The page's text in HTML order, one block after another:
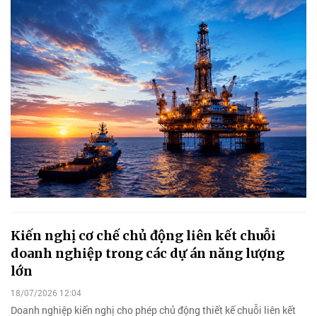
Kiến nghị cơ chế chủ động liên kết chuỗi
doanh nghiệp trong các dự án năng lượng
lớn
18/07/2026 12:04
Doanh nghiệp kiến nghị cho phép chủ động thiết kế chuỗi liên kết